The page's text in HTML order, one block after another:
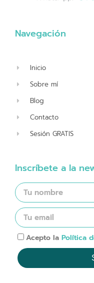
Navegación
Inicio
Sobre mí
Blog
Contacto
Sesión GRATIS
Inscríbete a la
Acepto la Política